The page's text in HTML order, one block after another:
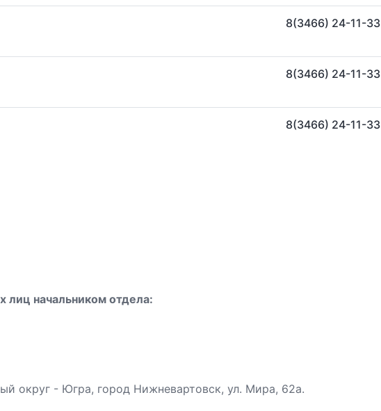
8(3466) 24-11-33
8(3466) 24-11-33
8(3466) 24-11-33
лиц начальником отдела:
округ - Югра, город Нижневартовск, ул. Мира, 62а.